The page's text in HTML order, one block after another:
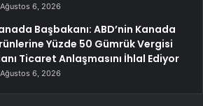
Ağustos 6, 2026
Başbakanı: ABD’nin Kanada
Yüzde 50 Gümrük Vergisi
Ticaret Anlaşmasını İhlal Ediyor
Ağustos 6, 2026